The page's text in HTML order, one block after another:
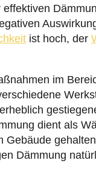
ist hoch, der
im
dient als
Dämmung